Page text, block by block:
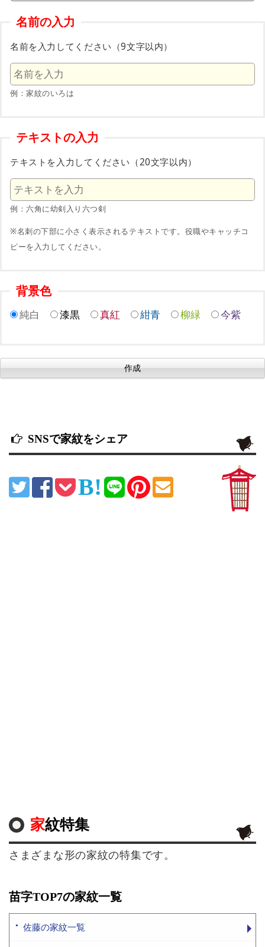
名前の入力
名前を入力してください（9文字以内）
例：家紋のいろは
テキストの入力
テキストを入力してください（20文字以内）
例：六角に幼剣入り六つ剣
※名刺の下部に小さく表示されるテキストです。役職やキャッチコ
ピーを入力してください。
背景色
純白 漆黒 真紅 紺青 柳緑 今紫
SNSで家紋をシェア
家紋特集
さまざまな形の家紋の特集です。
苗字TOP7の家紋一覧
佐藤の家紋一覧